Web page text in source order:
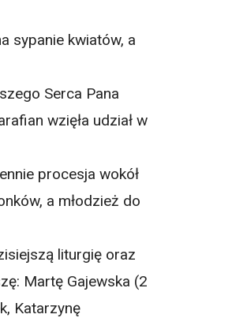
sypanie kwiatów, a
Serca Pana
wzięła udział w
procesja wokół
a młodzież do
liturgię oraz
Martę Gajewska (2
Katarzynę